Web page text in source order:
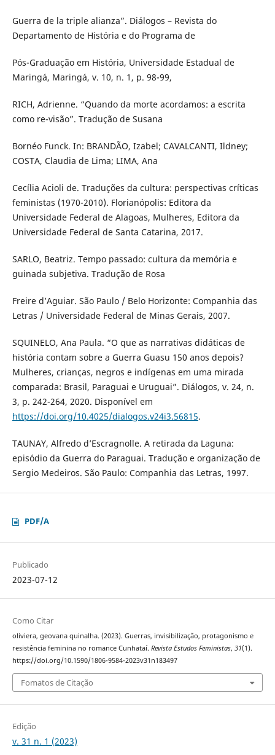
Guerra de la triple alianza”. Diálogos – Revista do
Departamento de História e do Programa de
Pós-Graduação em História, Universidade Estadual de
Maringá, Maringá, v. 10, n. 1, p. 98-99,
RICH, Adrienne. “Quando da morte acordamos: a escrita
como re-visão”. Tradução de Susana
Bornéo Funck. In: BRANDÃO, Izabel; CAVALCANTI, Ildney;
COSTA, Claudia de Lima; LIMA, Ana
Cecília Acioli de. Traduções da cultura: perspectivas críticas
feministas (1970-2010). Florianópolis: Editora da
Universidade Federal de Alagoas, Mulheres, Editora da
Universidade Federal de Santa Catarina, 2017.
SARLO, Beatriz. Tempo passado: cultura da memória e
guinada subjetiva. Tradução de Rosa
Freire d’Aguiar. São Paulo / Belo Horizonte: Companhia das
Letras / Universidade Federal de Minas Gerais, 2007.
SQUINELO, Ana Paula. “O que as narrativas didáticas de
história contam sobre a Guerra Guasu 150 anos depois?
Mulheres, crianças, negros e indígenas em uma mirada
comparada: Brasil, Paraguai e Uruguai”. Diálogos, v. 24, n.
3, p. 242-264, 2020. Disponível em
https://doi.org/10.4025/dialogos.v24i3.56815.
TAUNAY, Alfredo d’Escragnolle. A retirada da Laguna:
episódio da Guerra do Paraguai. Tradução e organização de
Sergio Medeiros. São Paulo: Companhia das Letras, 1997.
PDF/A
Publicado
2023-07-12
Como Citar
oliviera, geovana quinalha. (2023). Guerras, invisibilização, protagonismo e
resistência feminina no romance Cunhataí. Revista Estudos Feministas, 31(1).
https://doi.org/10.1590/1806-9584-2023v31n183497
Fomatos de Citação
Edição
v. 31 n. 1 (2023)